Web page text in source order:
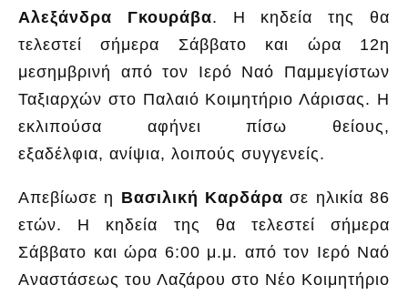
Αλεξάνδρα Γκουράβα. Η κηδεία της θα
τελεστεί σήμερα Σάββατο και ώρα 12η
μεσημβρινή από τον Ιερό Ναό Παμμεγίστων
Ταξιαρχών στο Παλαιό Κοιμητήριο Λάρισας. Η
εκλιπούσα αφήνει πίσω θείους,
εξαδέλφια, ανίψια, λοιπούς συγγενείς.
Απεβίωσε η Βασιλική Καρδάρα σε ηλικία 86
ετών. Η κηδεία της θα τελεστεί σήμερα
Σάββατο και ώρα 6:00 μ.μ. από τον Ιερό Ναό
Αναστάσεως του Λαζάρου στο Νέο Κοιμητήριο